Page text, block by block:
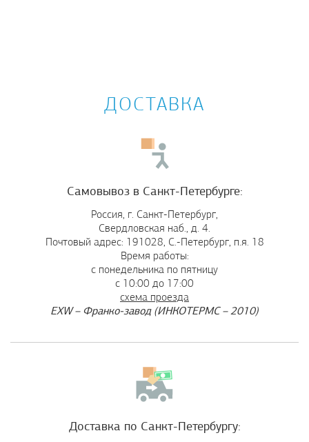
ДОСТАВКА
Самовывоз в Санкт-Петербурге:
Россия, г. Санкт-Петербург,
Свердловская наб., д. 4.
Почтовый адрес: 191028, C.-Петербург, п.я. 18
Время работы:
с понедельника по пятницу
с 10:00 до 17:00
схема проезда
EXW – Франко-завод (ИНКОТЕРМС – 2010)
Доставка по Санкт-Петербургу: